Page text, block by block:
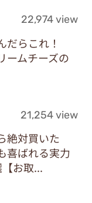
22,974 view
だらこれ！
ームチーズの
21,254 view
絶対買いた
喜ばれる実力
お取...